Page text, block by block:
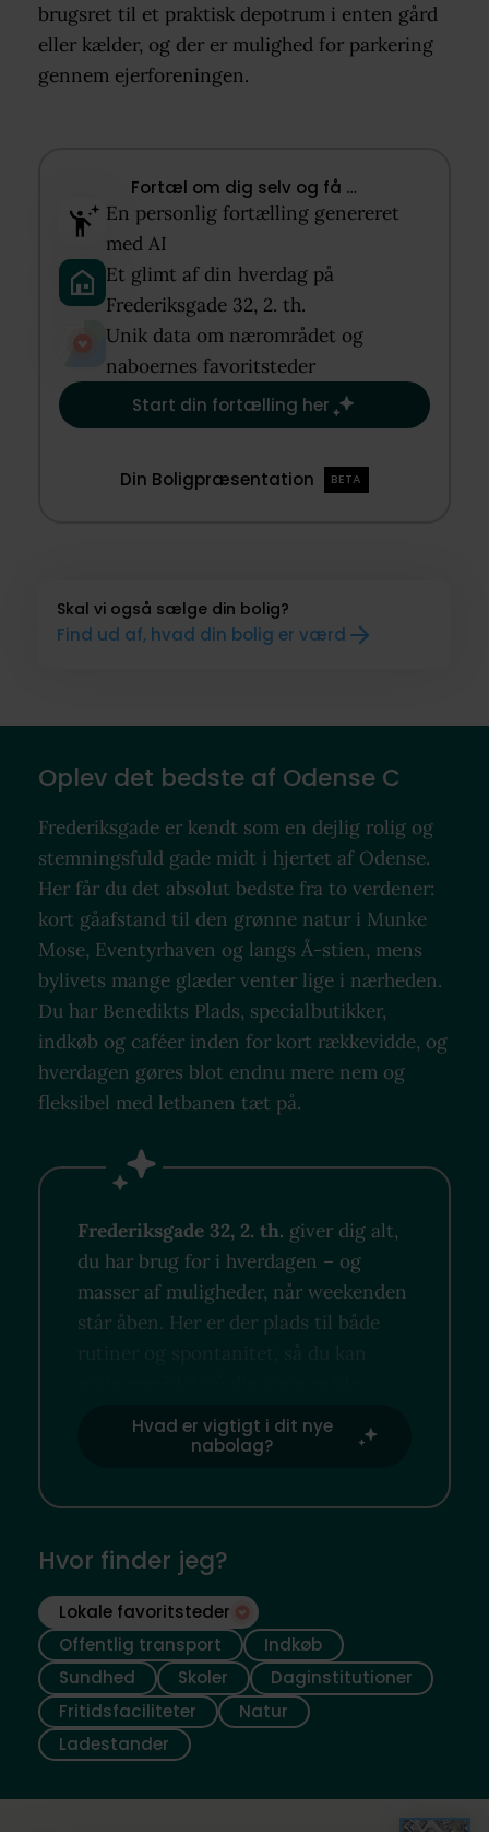
brugsret til et praktisk depotrum i enten gård
eller kælder, og der er mulighed for parkering
gennem ejerforeningen.
Fortæl om dig selv og få …​
En personlig fortælling genereret
med AI​
Et glimt af din hverdag på
Frederiksgade 32, 2. th.​
Unik data om nærområdet og
naboernes favoritsteder​
Start din fortælling her
Din Boligpræsentation BETA
Skal vi også sælge din bolig?
Find ud af, hvad din bolig er værd
Oplev det bedste af Odense C
Frederiksgade er kendt som en dejlig rolig og
stemningsfuld gade midt i hjertet af Odense.
Her får du det absolut bedste fra to verdener:
kort gåafstand til den grønne natur i Munke
Mose, Eventyrhaven og langs Å-stien, mens
bylivets mange glæder venter lige i nærheden.
Du har Benedikts Plads, specialbutikker,
indkøb og caféer inden for kort rækkevidde, og
hverdagen gøres blot endnu mere nem og
fleksibel med letbanen tæt på.
Frederiksgade 32, 2. th. giver dig alt,
du har brug for i hverdagen – og
masser af muligheder, når weekenden
står åben. Her er der plads til både
rutiner og spontanitet, så du kan
Hvad er vigtigt i dit nye
nabolag?
Hvor finder jeg?
Lokale favoritsteder
Offentlig transport
Indkøb
Sundhed
Skoler
Daginstitutioner
Fritidsfaciliteter
Natur
Ladestander